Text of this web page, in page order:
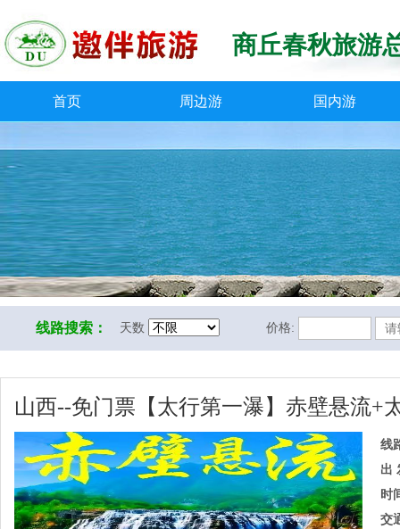
商丘春秋旅游
首页 周边游 国内游
线路搜索： 天数 价格:
山西--免门票【太行第一瀑】赤壁悬流+
线
出
时
交